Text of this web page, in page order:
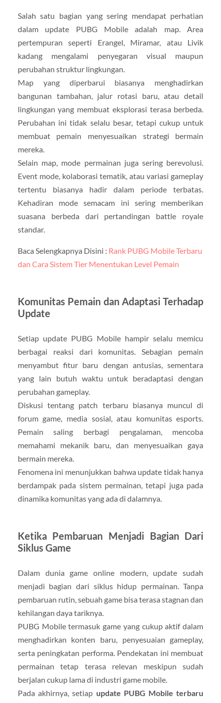
Salah satu bagian yang sering mendapat perhatian
dalam update PUBG Mobile adalah map. Area
pertempuran seperti Erangel, Miramar, atau Livik
kadang mengalami penyegaran visual maupun
perubahan struktur lingkungan.
Map yang diperbarui biasanya menghadirkan
bangunan tambahan, jalur rotasi baru, atau detail
lingkungan yang membuat eksplorasi terasa berbeda.
Perubahan ini tidak selalu besar, tetapi cukup untuk
membuat pemain menyesuaikan strategi bermain
mereka.
Selain map, mode permainan juga sering berevolusi.
Event mode, kolaborasi tematik, atau variasi gameplay
tertentu biasanya hadir dalam periode terbatas.
Kehadiran mode semacam ini sering memberikan
suasana berbeda dari pertandingan battle royale
standar.
Baca Selengkapnya Disini : Rank PUBG Mobile Terbaru
dan Cara Sistem Tier Menentukan Level Pemain
Komunitas Pemain dan Adaptasi Terhadap
Update
Setiap update PUBG Mobile hampir selalu memicu
berbagai reaksi dari komunitas. Sebagian pemain
menyambut fitur baru dengan antusias, sementara
yang lain butuh waktu untuk beradaptasi dengan
perubahan gameplay.
Diskusi tentang patch terbaru biasanya muncul di
forum game, media sosial, atau komunitas esports.
Pemain saling berbagi pengalaman, mencoba
memahami mekanik baru, dan menyesuaikan gaya
bermain mereka.
Fenomena ini menunjukkan bahwa update tidak hanya
berdampak pada sistem permainan, tetapi juga pada
dinamika komunitas yang ada di dalamnya.
Ketika Pembaruan Menjadi Bagian Dari
Siklus Game
Dalam dunia game online modern, update sudah
menjadi bagian dari siklus hidup permainan. Tanpa
pembaruan rutin, sebuah game bisa terasa stagnan dan
kehilangan daya tariknya.
PUBG Mobile termasuk game yang cukup aktif dalam
menghadirkan konten baru, penyesuaian gameplay,
serta peningkatan performa. Pendekatan ini membuat
permainan tetap terasa relevan meskipun sudah
berjalan cukup lama di industri game mobile.
Pada akhirnya, setiap update PUBG Mobile terbaru